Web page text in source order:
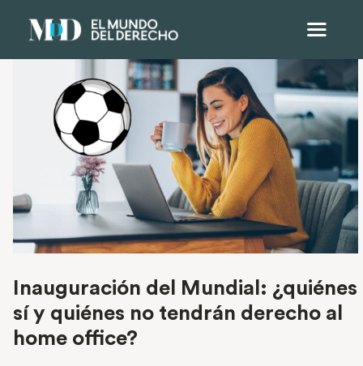
Inauguración del Mundial: ¿quiénes
sí y quiénes no tendrán derecho al
home office?